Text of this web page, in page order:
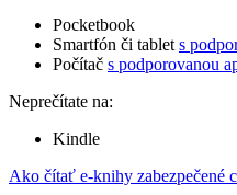
Pocketbook
Smartfón či tablet s
Počítač s podporovanou
Neprečítate na:
Kindle
Ako čítať e-knihy zabezpečené